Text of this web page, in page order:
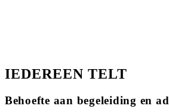
IEDEREEN TELT
Behoefte aan begeleiding en